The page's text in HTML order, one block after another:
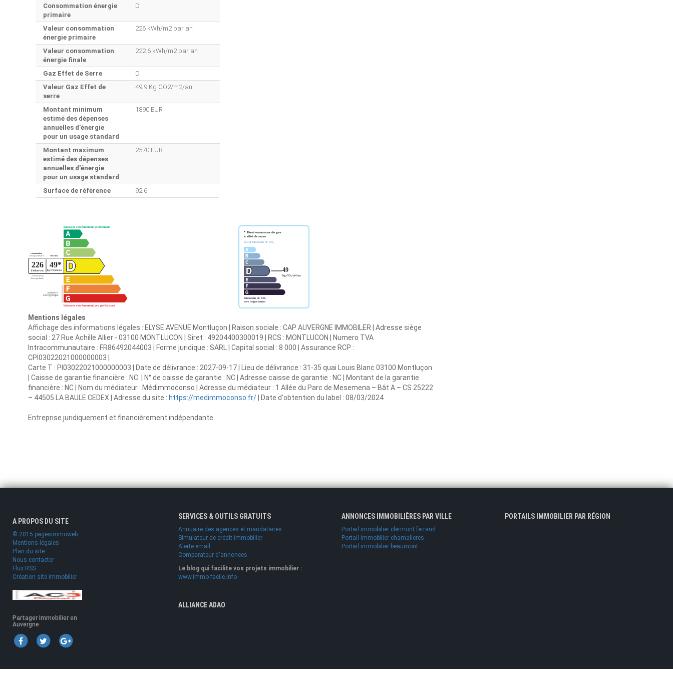
Consommation énergie
primaire
D
Valeur consommation
énergie primaire
226 kWh/m2 par an
Valeur consommation
énergie finale
222.6 kWh/m2 par an
Gaz Effet de Serre
D
Valeur Gaz Effet de
serre
49.9 Kg CO2/m2/an
Montant minimum
estimé des dépenses
annuelles d'énergie
pour un usage standard
1890 EUR
Montant maximum
estimé des dépenses
annuelles d'énergie
pour un usage standard
2570 EUR
Surface de référence 92.6
Mentions légales
Affichage des informations légales : ELYSE AVENUE Montluçon | Raison sociale : CAP AUVERGNE IMMOBILER | Adresse siège
social : 27 Rue Achille Allier - 03100 MONTLUCON | Siret : 49204400300019 | RCS : MONTLUCON | Numero TVA
Intracommunautaire : FR86492044003 | Forme juridique : SARL | Capital social : 8 000 | Assurance RCP :
CPI03022021000000003 |
Carte T : PI03022021000000003 | Date de délivrance : 2027-09-17 | Lieu de délivrance : 31-35 quai Louis Blanc 03100 Montluçon
| Caisse de garantie financière : NC. | N° de caisse de garantie : NC | Adresse caisse de garantie : NC | Montant de la garantie
financière : NC | Nom du médiateur : Médimmoconso | Adresse du médiateur : 1 Allée du Parc de Mesemena – Bât A – CS 25222
– 44505 LA BAULE CEDEX | Adresse du site : https://medimmoconso.fr/ | Date d'obtention du label : 08/03/2024
Entreprise juridiquement et financièrement indépendante
A PROPOS DU SITE
© 2015 pagesimmoweb
Mentions légales
Plan du site
Nous contacter
Flux RSS
Création site immobilier
Partager Immobilier en
Auvergne
SERVICES & OUTILS GRATUITS
Annuaire des agences et mandataires
Simulateur de crédit immobilier
Alerte email
Comparateur d'annonces
Le blog qui facilite vos projets immobilier :
www.immo-facile.info
ANNONCES IMMOBILIÈRES PAR VILLE
Portail immobilier clermont ferrand
Portail immobilier chamalieres
Portail immobilier beaumont
ALLIANCE ADAO
PORTAILS IMMOBILIER PAR RÉGION